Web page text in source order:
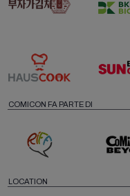
COMICON FA PARTE DI
LOCATION